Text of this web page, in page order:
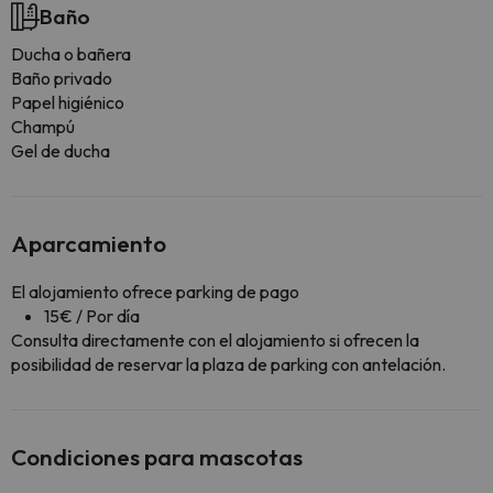
Baño
Ducha o bañera
Baño privado
Papel higiénico
Champú
Gel de ducha
Aparcamiento
El alojamiento ofrece parking de pago
15€ / Por día
Consulta directamente con el alojamiento si ofrecen la
posibilidad de reservar la plaza de parking con antelación.
Condiciones para mascotas